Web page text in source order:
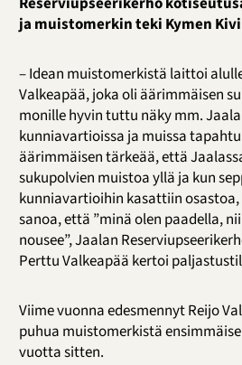
ja muistomerkin teki Kymen
– Idean muistomerkistä laittoi
Valkeapää, joka oli äärimmäisen
monille hyvin tuttu näky mm.
kunniavartioissa ja muissa
äärimmäisen tärkeää, että
sukupolvien muistoa yllä ja kun
kunniavartioihin kasattiin
sanoa, että ”minä olen paadella,
nousee”, Jaalan
Perttu Valkeapää kertoi
Viime vuonna edesmennyt Reijo
puhua muistomerkistä
vuotta sitten.